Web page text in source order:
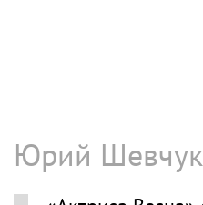
Юрий Шевчук